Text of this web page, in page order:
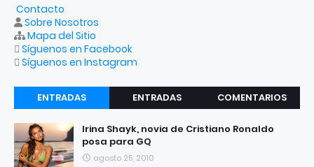
Contacto
Sobre Nosotros
Mapa del Sitio
Síguenos en Facebook
Síguenos en Instagram
ENTRADAS
RECIENTES
ENTRADAS
COMENTARIOS
Irina Shayk, novia de Cristiano Ronaldo
posa para GQ
agosto 25, 2010